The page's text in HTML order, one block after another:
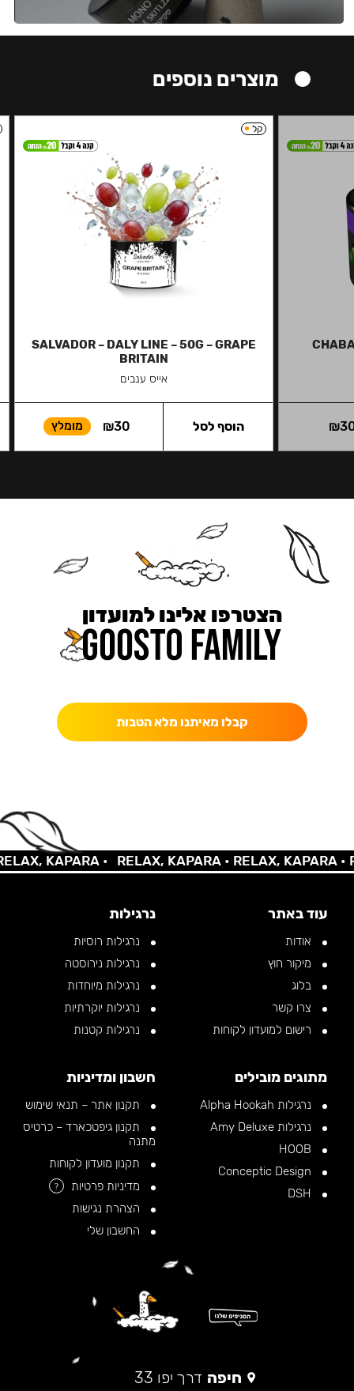
מוצרים נוספים
₪
קל
SALVADOR – DALY LINE – 50G – GRAPE
BRITAIN
אייס ענבים
₪30 מומלץ הוסף לסל
הצטרפו אלינו למועדון
קבלו מאיתנו מלא הטבות
KAPARA • RELAX, KAPARA •RELAX, KAPARA •
עוד באתר
אודות
מיקור חוץ
בלוג
צרו קשר
רישום למועדון לקוחות
נרגילות
נרגילות רוסיות
נרגילות נירוסטה
נרגילות מיוחדות
נרגילות יוקרתיות
נרגילות קטנות
מתוגים מובילים
נרגילות Alpha Hookah
נרגילות Amy Deluxe
חשבון ומדיניות
תקנון אתר – תנאי שימוש
תקנון גיפטכארד – כרטיס
מתנה
תקנון מועדון לקוחות
מדיניות פרטיות
?
הצהרת נגישות
החשבון שלי
חיפה דרך יפו 33